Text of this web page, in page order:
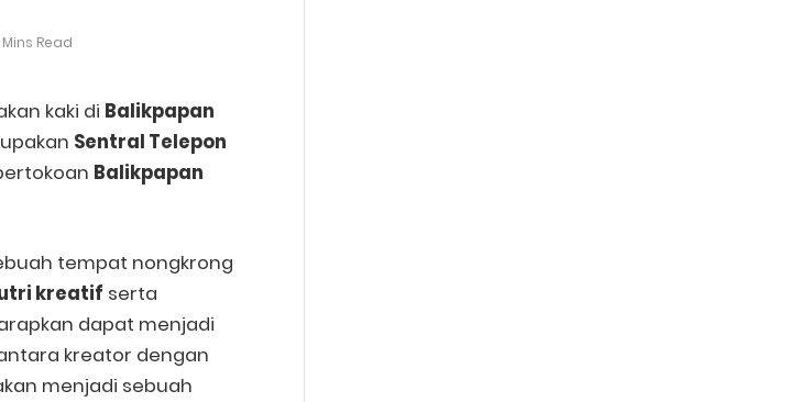
Mins Read
kaki di Balikpapan
Sentral Telepon
Balikpapan
tempat nongkrong
kreatif serta
dapat menjadi
kreator dengan
menjadi sebuah